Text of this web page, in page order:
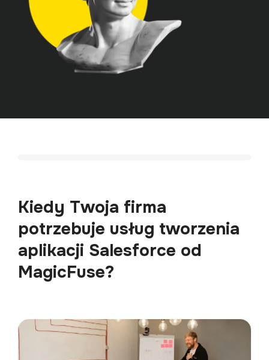
Kiedy Twoja firma
potrzebuje usług tworzenia
aplikacji Salesforce od
MagicFuse?